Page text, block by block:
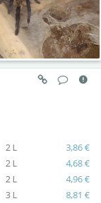
2 L
3,86 €
2 L
4,68 €
2 L
4,96 €
3 L
8,81 €